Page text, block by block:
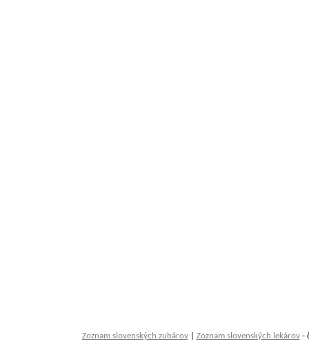
Zoznam slovenských zubárov| Zoznam slovenských lekárov-